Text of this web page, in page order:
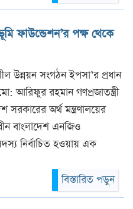
ফাউন্ডেশন’র পক্ষ থেকে
উন্নয়ন সংগঠন ইপসা’র প্রধান
মো: আরিফুর রহমান গণপ্রজাতন্ত্রী
সরকারের অর্থ মন্ত্রণালয়ের
বাংলাদেশ এনজিও
নির্বাচিত হওয়ায় এক
বিস্তারিত পড়ুন